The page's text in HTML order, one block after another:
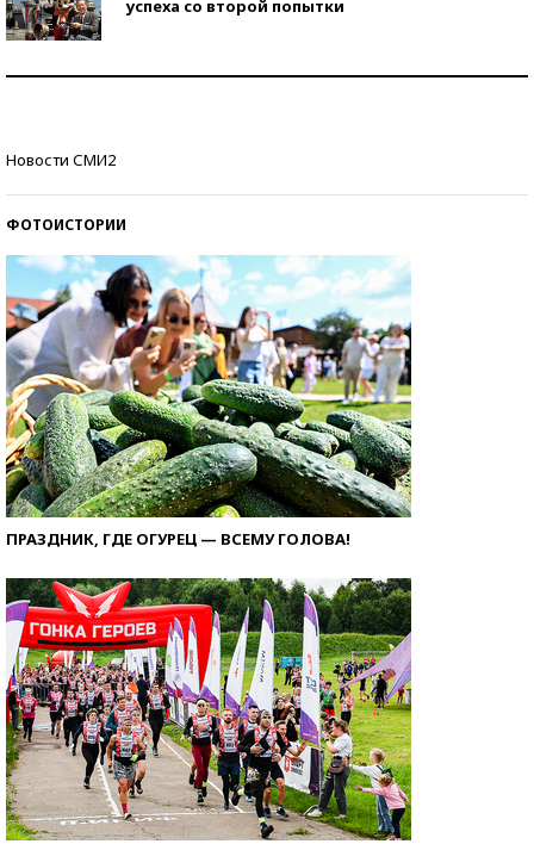
успеха со второй попытки
Новости СМИ2
ФОТОИСТОРИИ
ПРАЗДНИК, ГДЕ ОГУРЕЦ — ВСЕМУ ГОЛОВА!